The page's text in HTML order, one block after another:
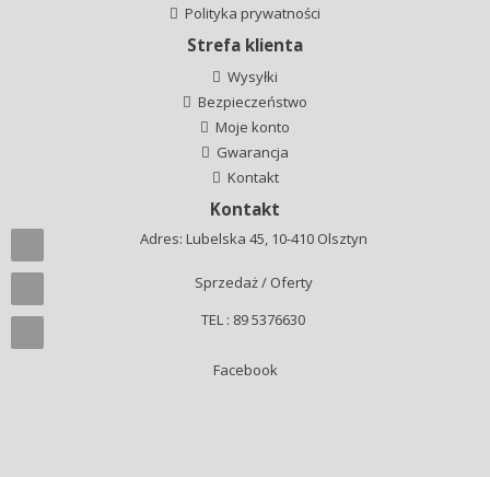
Polityka prywatności
Strefa klienta
Wysyłki
Bezpieczeństwo
Moje konto
Gwarancja
Kontakt
Kontakt
Adres: Lubelska 45, 10-410 Olsztyn
Sprzedaż / Oferty
TEL : 89 5376630
Facebook